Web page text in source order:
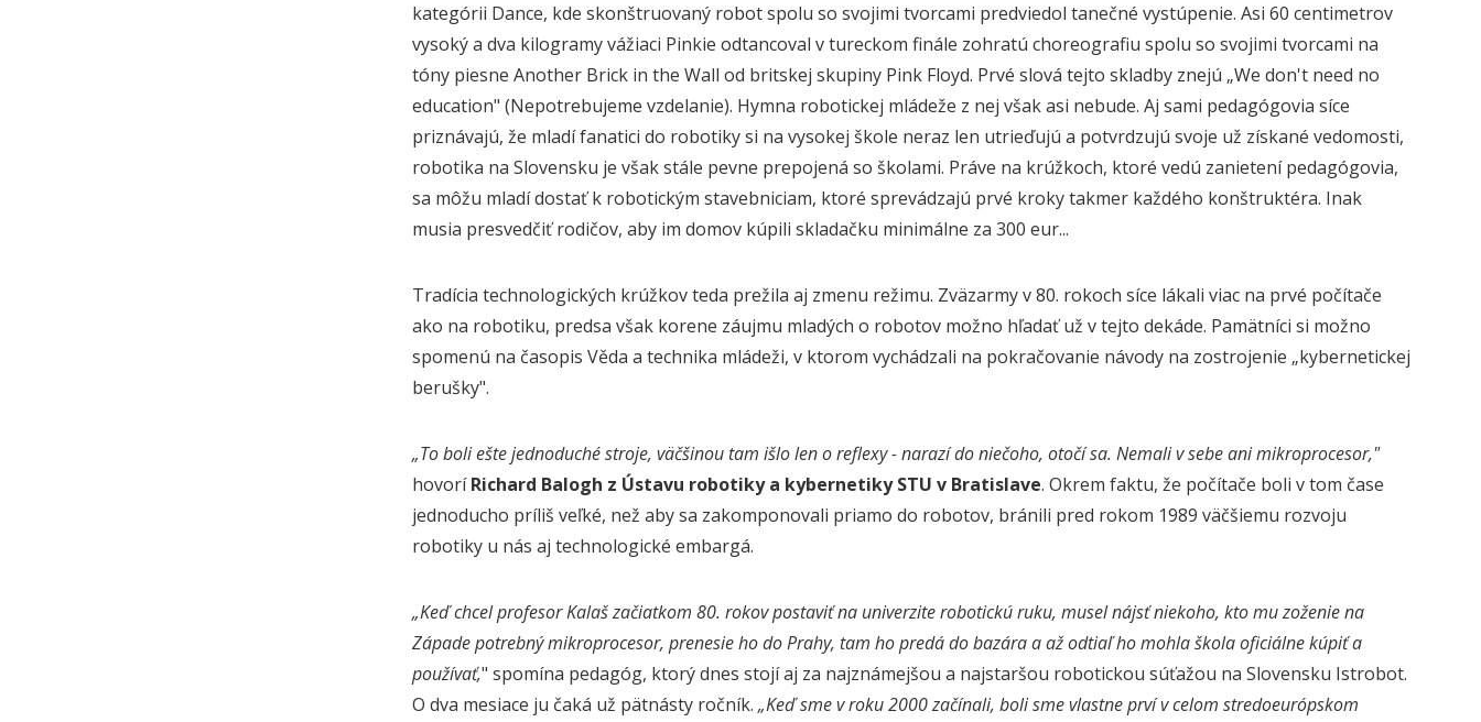
kategórii Dance, kde skonštruovaný robot spolu so svojimi tvorcami predviedol tanečné vystúpenie. Asi 60 centimetrov
vysoký a dva kilogramy vážiaci Pinkie odtancoval v tureckom finále zohratú choreografiu spolu so svojimi tvorcami na
tóny piesne Another Brick in the Wall od britskej skupiny Pink Floyd. Prvé slová tejto skladby znejú „We don't need no
education" (Nepotrebujeme vzdelanie). Hymna robotickej mládeže z nej však asi nebude. Aj sami pedagógovia síce
priznávajú, že mladí fanatici do robotiky si na vysokej škole neraz len utrieďujú a potvrdzujú svoje už získané vedomosti,
robotika na Slovensku je však stále pevne prepojená so školami. Práve na krúžkoch, ktoré vedú zanietení pedagógovia,
sa môžu mladí dostať k robotickým stavebniciam, ktoré sprevádzajú prvé kroky takmer každého konštruktéra. Inak
musia presvedčiť rodičov, aby im domov kúpili skladačku minimálne za 300 eur...
Tradícia technologických krúžkov teda prežila aj zmenu režimu. Zväzarmy v 80. rokoch síce lákali viac na prvé počítače
ako na robotiku, predsa však korene záujmu mladých o robotov možno hľadať už v tejto dekáde. Pamätníci si možno
spomenú na časopis Věda a technika mládeži, v ktorom vychádzali na pokračovanie návody na zostrojenie „kybernetickej
berušky".
„To boli ešte jednoduché stroje, väčšinou tam išlo len o reflexy - narazí do niečoho, otočí sa. Nemali v sebe ani mikroprocesor,"
hovoríRichard Balogh z Ústavu robotiky a kybernetiky STU v Bratislave. Okrem faktu, že počítače boli v tom čase
jednoducho príliš veľké, než aby sa zakomponovali priamo do robotov, bránili pred rokom 1989 väčšiemu rozvoju
robotiky u nás aj technologické embargá.
„Keď chcel profesor Kalaš začiatkom 80. rokov postaviť na univerzite robotickú ruku, musel nájsť niekoho, kto mu zoženie na
Západe potrebný mikroprocesor, prenesie ho do Prahy, tam ho predá do bazára a až odtiaľ ho mohla škola oficiálne kúpiť a
používať," spomína pedagóg, ktorý dnes stojí aj za najznámejšou a najstaršou robotickou súťažou na Slovensku Istrobot.
O dva mesiace ju čaká už pätnásty ročník. „Keď sme v roku 2000 začínali, boli sme vlastne prví v celom stredoeurópskom